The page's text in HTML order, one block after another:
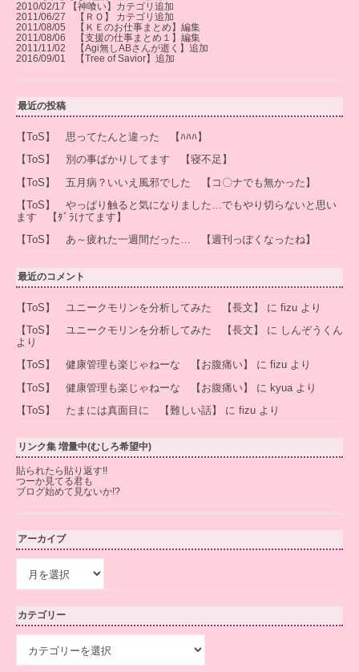
2010/02/17 【神喰い】カテゴリ追加
2011/06/27 【ＲＯ】 カテゴリ追加
2011/08/05 【ＫＥのお仕事まとめ】編集
2011/08/06 【支援の仕事まとめ１】編集
2011/11/02 【Agi無しABさんが逝く】追加
2016/09/01 【Tree of Savior】追加
最近の投稿
【ToS】 思ってたんと違った 【ﾊﾊﾊ】
【ToS】 別の事ばかりしてます 【寝不足】
【ToS】 五月病？いいえ風邪でした 【コ〇ナでも無かった】
【ToS】 やっぱり触ると気になりました…でもやり切らないと思い
ます 【ﾀﾞﾗけてます】
【ToS】 あ～疲れた一週間だった… 【週刊っぽくなったね】
最近のコメント
【ToS】 ユニークモリンを分析してみた 【長文】 に fizu より
【ToS】 ユニークモリンを分析してみた 【長文】
に しんぞうくん
より
【ToS】 健康管理も楽じゃねーな 【お腹痛い】
に fizu より
【ToS】 健康管理も楽じゃねーな 【お腹痛い】
に kyua より
【ToS】 たまには真面目に 【難しい話】
に fizu より
リンク集 増量中(むしろ希望中)
貼られたら貼り返す!!
つーか見てる君も
ブログ始めて見ないか!?
アーカイブ
イ
ブ
カテゴリー